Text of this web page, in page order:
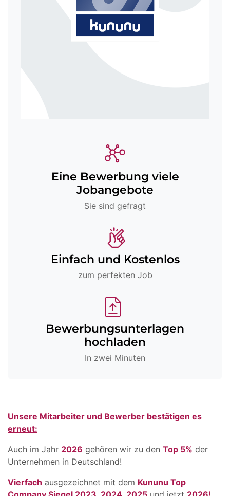
Eine Bewerbung viele
Jobangebote
Sie sind gefragt
Einfach und Kostenlos
zum perfekten Job
Bewerbungsunterlagen
hochladen
In zwei Minuten
Unsere Mitarbeiter und Bewerber bestätigen es
erneut:
Auch im Jahr 2026 gehören wir zu den Top 5% der
Unternehmen in Deutschland!
Vierfach ausgezeichnet mit dem Kununu Top